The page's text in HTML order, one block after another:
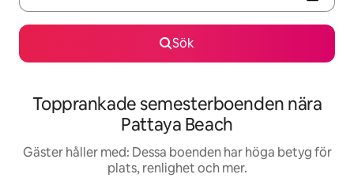
Sök
Topprankade semesterboenden nära
Pattaya Beach
Gäster håller med: Dessa boenden har höga betyg för
plats, renlighet och mer.